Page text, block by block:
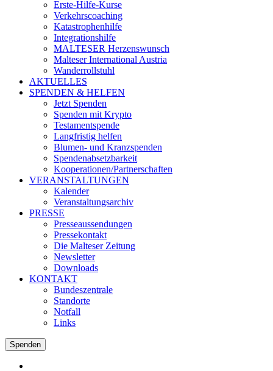
Erste-Hilfe-Kurse
Verkehrscoaching
Katastrophenhilfe
Integrationshilfe
MALTESER Herzenswunsch
Malteser International Austria
Wanderrollstuhl
AKTUELLES
SPENDEN & HELFEN
Jetzt Spenden
Spenden mit Krypto
Testamentspende
Langfristig helfen
Blumen- und Kranzspenden
Spendenabsetzbarkeit
Kooperationen/Partnerschaften
VERANSTALTUNGEN
Kalender
Veranstaltungsarchiv
PRESSE
Presseaussendungen
Pressekontakt
Die Malteser Zeitung
Newsletter
Downloads
KONTAKT
Bundeszentrale
Standorte
Notfall
Links
Spenden